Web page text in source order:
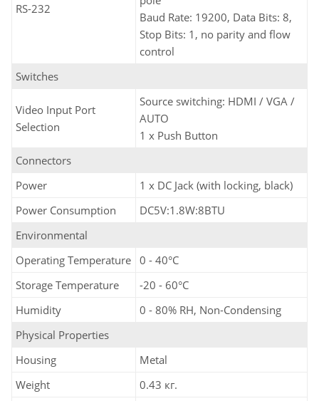
RS-232
Baud Rate: 19200, Data Bits: 8,
Stop Bits: 1, no parity and flow
control
Switches
Video Input Port
Selection
Source switching: HDMI / VGA /
AUTO
1 x Push Button
Connectors
Power
1 x DC Jack (with locking, black)
Power Consumption
DC5V:1.8W:8BTU
Environmental
Operating Temperature 0 - 40°C
Storage Temperature
-20 - 60°C
Humidity
0 - 80% RH, Non-Condensing
Physical Properties
Housing
Metal
Weight
0.43 кг.